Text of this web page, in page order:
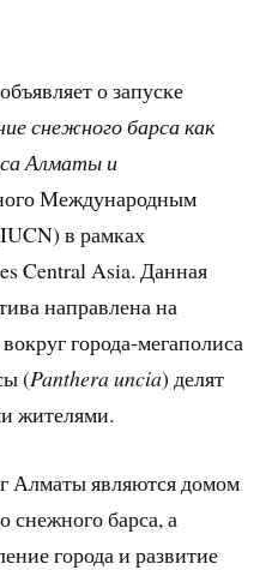
объявляет о запуске
снежного барса как
Алматы и
Международным
в рамках
Central Asia. Данная
направлена на
города-мегаполиса
(Panthera uncia) делят
жителями.
Алматы являются домом
снежного барса, а
города и развитие